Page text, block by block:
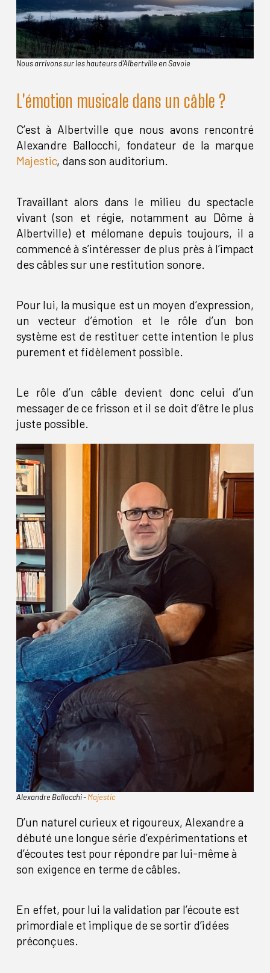
Nous arrivons sur les hauteurs d'Albertville en Savoie
L'émotion musicale dans un câble ?
C’est à Albertville que nous avons rencontré
Alexandre Ballocchi, fondateur de la marque
Majestic, dans son auditorium.
Travaillant alors dans le milieu du spectacle
vivant (son et régie, notamment au Dôme à
Albertville) et mélomane depuis toujours, il a
commencé à s’intéresser de plus près à l’impact
des câbles sur une restitution sonore.
Pour lui, la musique est un moyen d’expression,
un vecteur d’émotion et le rôle d’un bon
système est de restituer cette intention le plus
purement et fidèlement possible.
Le rôle d’un câble devient donc celui d’un
messager de ce frisson et il se doit d’être le plus
juste possible.
Alexandre Ballocchi -Majestic
D’un naturel curieux et rigoureux, Alexandre a
débuté une longue série d’expérimentations et
d’écoutes test pour répondre par lui-même à
son exigence en terme de câbles.
En effet, pour lui la validation par l’écoute est
primordiale et implique de se sortir d’idées
préconçues.